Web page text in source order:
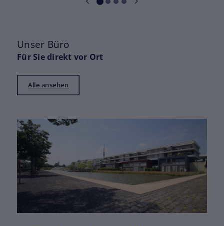
Unser Büro
Für Sie direkt vor Ort
Alle ansehen